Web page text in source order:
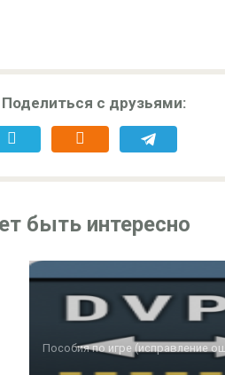
с друзьями:
быть интересно
Пособия по игре (исправление